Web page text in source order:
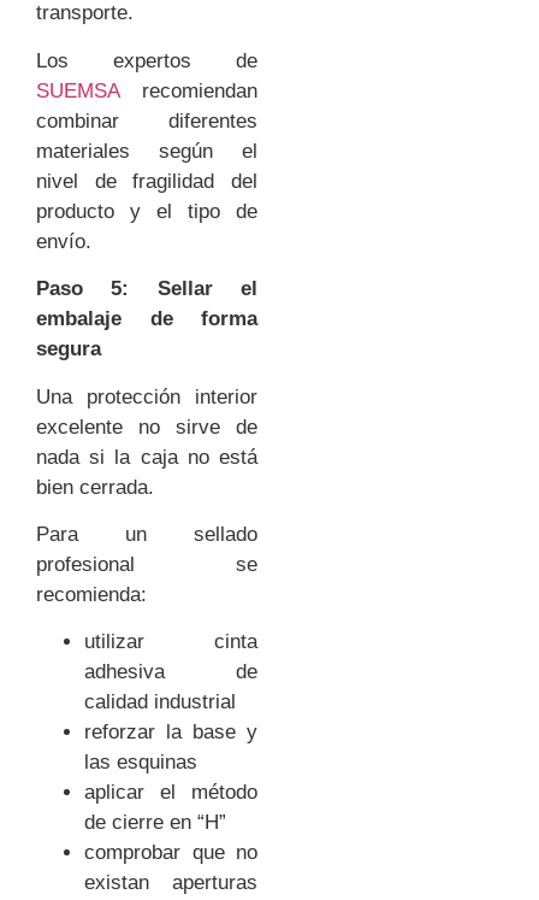
transporte.
Los expertos de
SUEMSArecomiendan
combinar diferentes
materiales según el
nivel de fragilidad del
producto y el tipo de
envío.
Paso 5: Sellar el
embalaje de forma
segura
Una protección interior
excelente no sirve de
nada si la caja no está
bien cerrada.
Para un sellado
profesional se
recomienda:
utilizar cinta
adhesiva de
calidad industrial
reforzar la base y
las esquinas
aplicar el método
de cierre en “H”
comprobar que no
existan aperturas